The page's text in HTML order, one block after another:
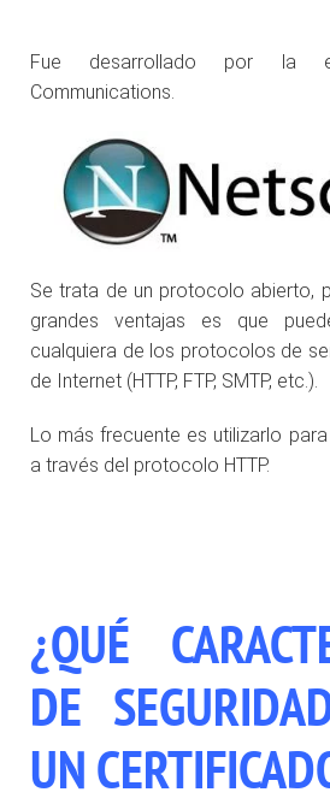
Fue desarrollado por la
Communications.
Se trata de un protocolo abierto,
grandes ventajas es que
cualquiera de los protocolos de
de Internet (HTTP, FTP, SMTP, etc.).
Lo más frecuente es utilizarlo
a través del protocolo HTTP.
¿QUÉ
DE
UN